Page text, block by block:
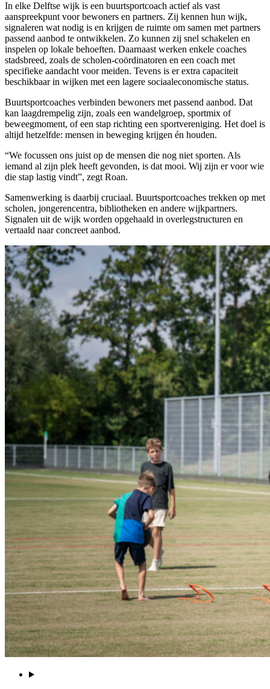
In elke Delftse wijk is een buurtsportcoach actief als vast
aanspreekpunt voor bewoners en partners. Zij kennen hun wijk,
signaleren wat nodig is en krijgen de ruimte om samen met partners
passend aanbod te ontwikkelen. Zo kunnen zij snel schakelen en
inspelen op lokale behoeften. Daarnaast werken enkele coaches
stadsbreed, zoals de scholen-coördinatoren en een coach met
specifieke aandacht voor meiden. Tevens is er extra capaciteit
beschikbaar in wijken met een lagere sociaaleconomische status.
Buurtsportcoaches verbinden bewoners met passend aanbod. Dat
kan laagdrempelig zijn, zoals een wandelgroep, sportmix of
beweegmoment, of een stap richting een sportvereniging. Het doel is
altijd hetzelfde: mensen in beweging krijgen én houden.
“We focussen ons juist op de mensen die nog niet sporten. Als
iemand al zijn plek heeft gevonden, is dat mooi. Wij zijn er voor wie
die stap lastig vindt”, zegt Roan.
Samenwerking is daarbij cruciaal. Buurtsportcoaches trekken op met
scholen, jongerencentra, bibliotheken en andere wijkpartners.
Signalen uit de wijk worden opgehaald in overlegstructuren en
vertaald naar concreet aanbod.